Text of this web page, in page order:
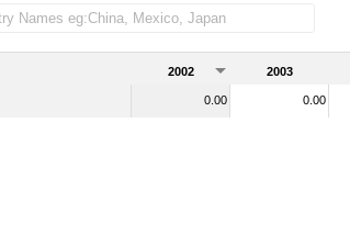
2002 2003
0.00 0.00